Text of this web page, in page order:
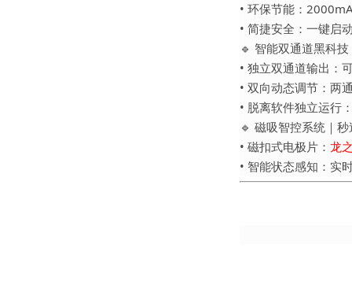
• 环保节能 ：
• 简捷安全 ： 一键启
🔹 智能双通道黑科
• 独立双通道输出 ：
• 双向动态调节 ：两
• 脱离软件独立运行
🔹 磁吸智控系统｜
• 磁扣式电极片 ： 龙
• 智能状态感知 ：实